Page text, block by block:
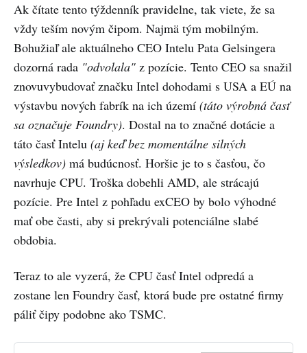
Ak čítate tento týždenník pravidelne, tak viete, že sa
vždy teším novým čipom. Najmä tým mobilným.
Bohužiaľ ale aktuálneho CEO Intelu Pata Gelsingera
dozorná rada "odvolala" z pozície. Tento CEO sa snažil
znovuvybudovať značku Intel dohodami s USA a EÚ na
výstavbu nových fabrík na ich území (táto výrobná časť
sa označuje Foundry). Dostal na to značné dotácie a
táto časť Intelu (aj keď bez momentálne silných
výsledkov) má budúcnosť. Horšie je to s časťou, čo
navrhuje CPU. Troška dobehli AMD, ale strácajú
pozície. Pre Intel z pohľadu exCEO by bolo výhodné
mať obe časti, aby si prekrývali potenciálne slabé
obdobia.
Teraz to ale vyzerá, že CPU časť Intel odpredá a
zostane len Foundry časť, ktorá bude pre ostatné firmy
páliť čipy podobne ako TSMC.